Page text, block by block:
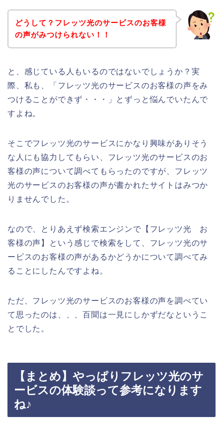
どうして？フレッツ光のサービスのお客様
の声がみつけられない！！
と、感じている人もいるのではないでしょうか？実
際、私も、「フレッツ光のサービスのお客様の声をみ
つけることができず・・・」とずっと悩んでいたんで
すよね。
そこでフレッツ光のサービスにかなり興味がありそう
な人にも協力してもらい、フレッツ光のサービスのお
客様の声について調べてもらったのですが、フレッツ
光のサービスのお客様の声が書かれたサイトはみつか
りませんでした。
なので、とりあえず検索エンジンで【フレッツ光 お
客様の声】という感じで検索をして、フレッツ光のサ
ービスのお客様の声があるかどうかについて調べてみ
ることにしたんですよね。
ただ、フレッツ光のサービスのお客様の声を調べてい
て思ったのは、、、百聞は一見にしかずだなというこ
とでした。
【まとめ】やっぱりフレッツ光のサ
ービスの体験談って参考になります
ね♪